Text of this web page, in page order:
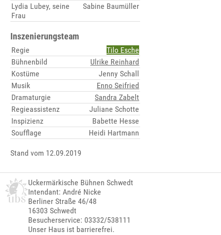
Lydia Lubey, seine
Frau
Sabine Baumüller
Inszenierungsteam
Regie
Tilo Esche
Bühnenbild
Ulrike Reinhard
Kostüme
Jenny Schall
Musik
Enno Seifried
Dramaturgie
Sandra Zabelt
Regieassistenz
Juliane Schotte
Inspizienz
Babette Hesse
Soufflage
Heidi Hartmann
Stand vom 12.09.2019
Uckermärkische Bühnen Schwedt
Intendant: André Nicke
Berliner Straße 46/48
16303 Schwedt
Besucherservice: 03332/538111
Unser Haus ist barrierefrei.